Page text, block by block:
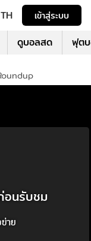
TH เข้าสู่ระบบ
ดูบอลสด ฟุต
อนรับชม
าย